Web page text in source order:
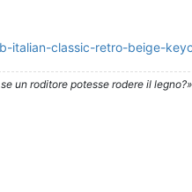
italian-classic-retro-beige-
un roditore potesse rodere il legno?»